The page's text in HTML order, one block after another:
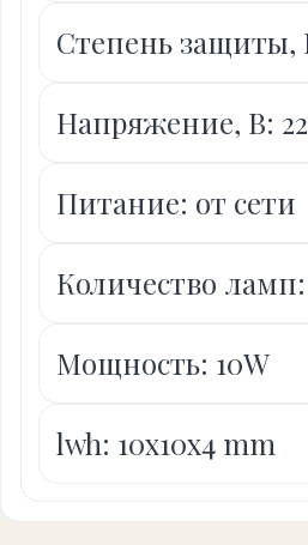
Степень защиты,
Напряжение, В:
Питание: от сети
Количество ламп:
Мощность: 10W
lwh: 10x10x4 mm